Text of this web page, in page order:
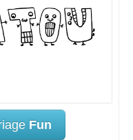
Fun